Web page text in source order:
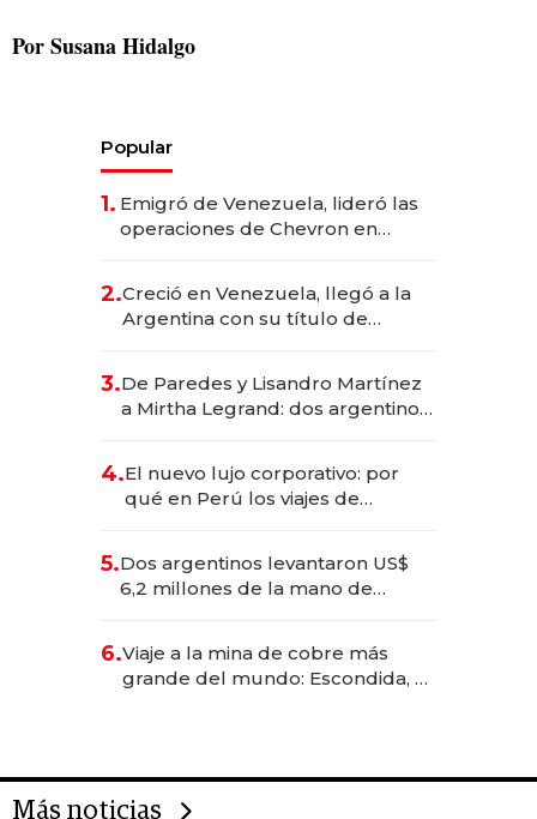
Por Susana Hidalgo
Popular
1. Emigró de Venezuela, lideró las
operaciones de Chevron en
2.Creció en Venezuela, llegó a la
Argentina con su título de
las marcas "fast premium"
3.De Paredes y Lisandro Martínez
a Mirtha Legrand: dos argentinos
4.El nuevo lujo corporativo: por
qué en Perú los viajes de
para convertirse en experiencias
transformadoras
5.Dos argentinos levantaron US$
6,2 millones de la mano de
6.Viaje a la mina de cobre más
grande del mundo: Escondida, el
Más noticias